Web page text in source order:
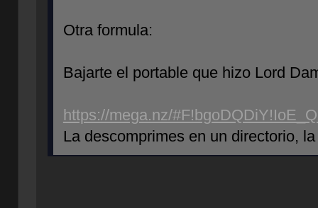
Otra formula:
Bajarte el portable que hizo Lord
https://mega.nz/
La descomprimes en un directorio,